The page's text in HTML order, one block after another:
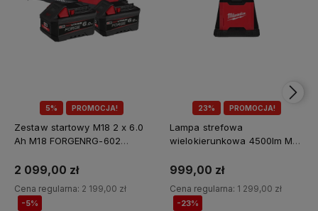
5% PROMOCJA!
Zestaw startowy M18 2 x 6.0
Ah M18 FORGENRG-602
2 099,00 zł
Cena regularna: 2 199,00 zł
-5%
23% PROMOCJA!
Lampa strefowa
wielokierunkowa 4500lm M18
999,00 zł
Cena regularna: 1 299,00 zł
-23%